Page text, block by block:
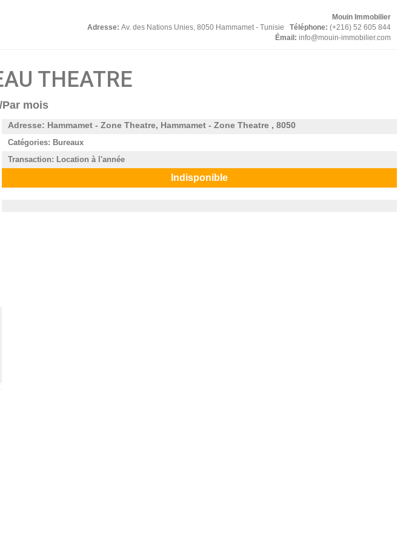
Mouin Immobilier
Adresse: Av. des Nations Unies, 8050 Hammamet - Tunisie Téléphone: (+216) 52 605 844
Émail: info@mouin-immobilier.com
THEATRE
Par mois
Adresse: Hammamet - Zone Theatre, Hammamet - Zone Theatre , 8050
Catégories: Bureaux
Transaction: Location à l'année
Indisponible